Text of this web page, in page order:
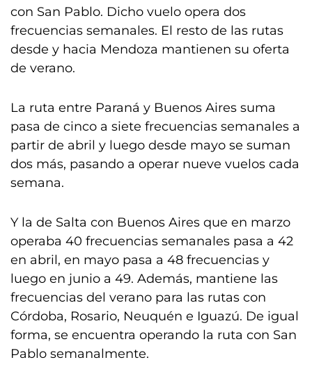
con San Pablo. Dicho vuelo opera dos
frecuencias semanales. El resto de las rutas
desde y hacia Mendoza mantienen su oferta
de verano.
La ruta entre Paraná y Buenos Aires suma
pasa de cinco a siete frecuencias semanales a
partir de abril y luego desde mayo se suman
dos más, pasando a operar nueve vuelos cada
semana.
Y la de Salta con Buenos Aires que en marzo
operaba 40 frecuencias semanales pasa a 42
en abril, en mayo pasa a 48 frecuencias y
luego en junio a 49. Además, mantiene las
frecuencias del verano para las rutas con
Córdoba, Rosario, Neuquén e Iguazú. De igual
forma, se encuentra operando la ruta con San
Pablo semanalmente.